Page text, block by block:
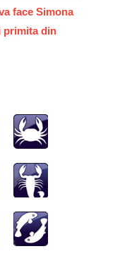
face Simona
primita din